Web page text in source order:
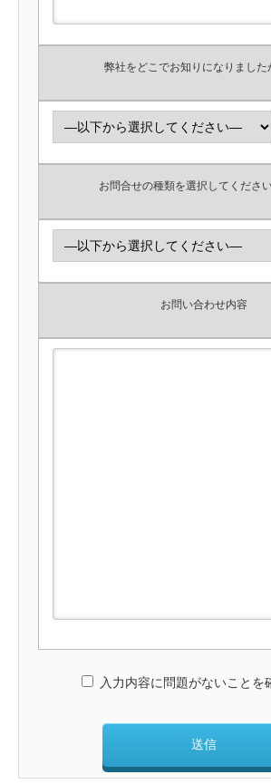
弊社をどこでお知りになりました
お問合せの種類を選択してください
お問い合わせ内容
入力内容に問題がないことを